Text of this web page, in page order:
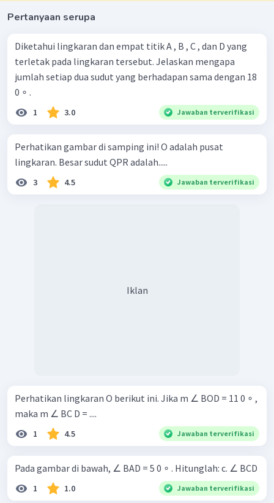
Pertanyaan serupa
Diketahui lingkaran dan empat titik A , B , C , dan D yang
terletak pada lingkaran tersebut. Jelaskan mengapa
jumlah setiap dua sudut yang berhadapan sama dengan 18
0 ∘ .
1 3.0 Jawaban terverifikasi
Perhatikan gambar di samping ini! O adalah pusat
lingkaran. Besar sudut QPR adalah.....
3 4.5 Jawaban terverifikasi
Iklan
Perhatikan lingkaran O berikut ini. Jika m ∠ BOD = 11 0 ∘ ,
maka m ∠ BC D = ....
1 4.5 Jawaban terverifikasi
Pada gambar di bawah, ∠ BAD = 5 0 ∘ . Hitunglah: c. ∠ BCD
1 1.0 Jawaban terverifikasi